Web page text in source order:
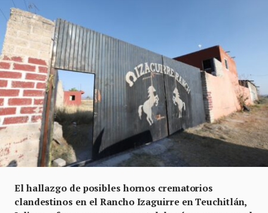
El hallazgo de posibles hornos crematorios
clandestinos en el Rancho Izaguirre en Teuchitlán,